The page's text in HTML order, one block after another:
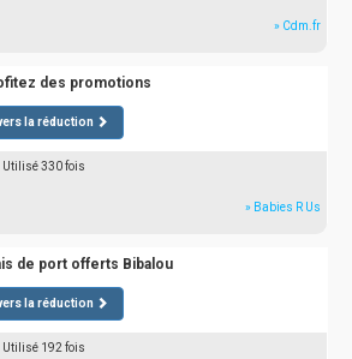
» Cdm.fr
des promotions
la réduction
| Utilisé 330 fois
» Babies R Us
de port offerts Bibalou
la réduction
| Utilisé 192 fois